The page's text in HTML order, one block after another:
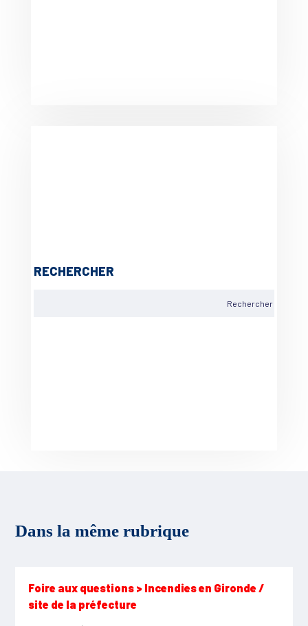
RECHERCHER
Dans la même rubrique
Foire aux questions > Incendies en Gironde /
site de la préfecture